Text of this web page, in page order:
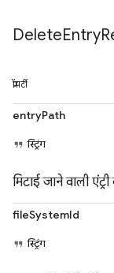
DeleteEntry
प्रॉपर्टी
entryPath
स्ट्रिंग
मिटाई जाने वाली
fileSystemId
स्ट्रिंग